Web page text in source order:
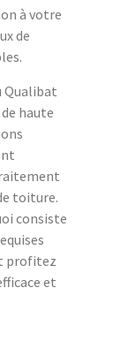
à votre
de
Qualibat
haute
toiture.
consiste
profitez
et